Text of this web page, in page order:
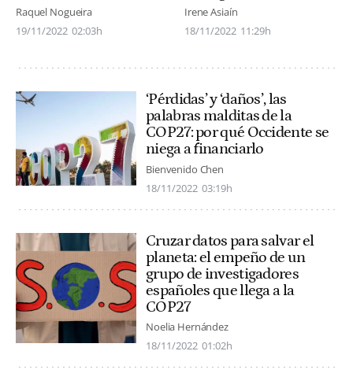
Raquel Nogueira
19/11/2022 02:03h
Irene Asiaín
18/11/2022 11:29h
‘Pérdidas’ y ‘daños’, las
palabras malditas de la
COP27: por qué Occidente se
niega a financiarlo
Bienvenido Chen
18/11/2022 03:19h
Cruzar datos para salvar el
planeta: el empeño de un
grupo de investigadores
españoles que llega a la
COP27
Noelia Hernández
18/11/2022 01:02h